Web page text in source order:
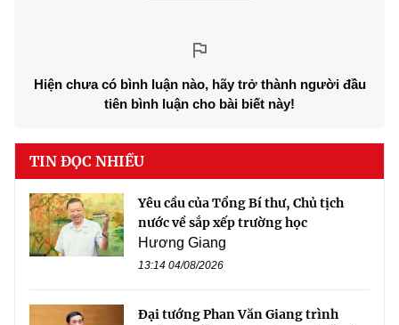
Hiện chưa có bình luận nào, hãy trở thành người đầu
tiên bình luận cho bài biết này!
TIN ĐỌC NHIỀU
Yêu cầu của Tổng Bí thư, Chủ tịch
nước về sắp xếp trường học
Hương Giang
13:14 04/08/2026
Đại tướng Phan Văn Giang trình